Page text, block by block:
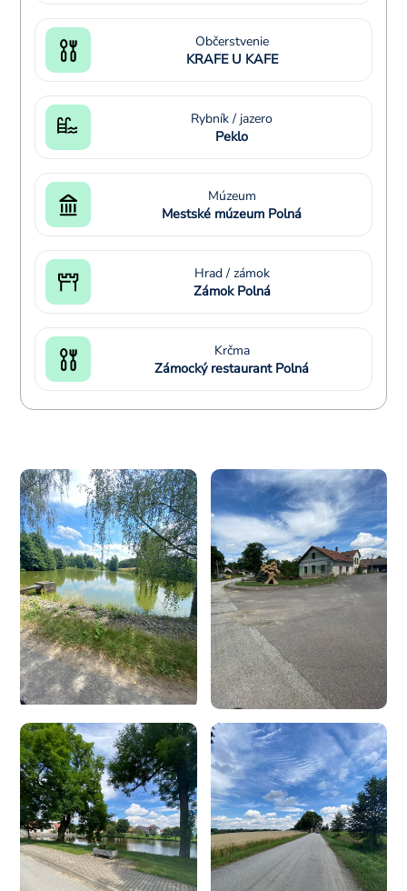
Občerstvenie
KRAFE U KAFE
Rybník / jazero
Peklo
Múzeum
Mestské múzeum Polná
Hrad / zámok
Zámok Polná
Krčma
Zámocký restaurant Polná